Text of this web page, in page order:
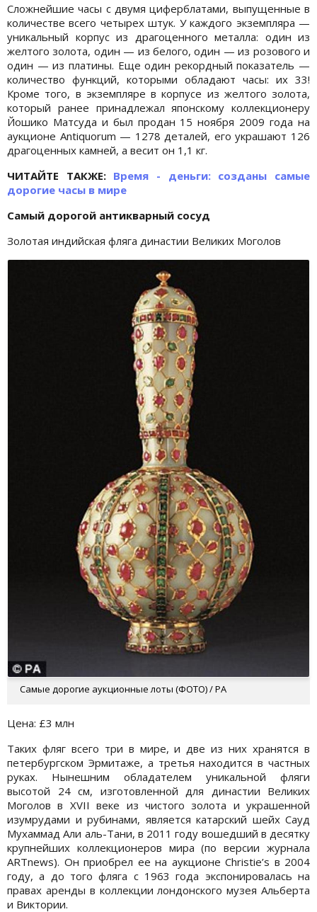
Сложнейшие часы с двумя циферблатами, выпущенные в
количестве всего четырех штук. У каждого экземпляра —
уникальный корпус из драгоценного металла: один из
желтого золота, один — из белого, один — из розового и
один — из платины. Еще один рекордный показатель —
количество функций, которыми обладают часы: их 33!
Кроме того, в экземпляре в корпусе из желтого золота,
который ранее принадлежал японскому коллекционеру
Йошико Матсуда и был продан 15 ноября 2009 года на
аукционе Antiquorum — 1278 деталей, его украшают 126
драгоценных камней, а весит он 1,1 кг.
ЧИТАЙТЕ ТАКЖЕ: Время - деньги: созданы самые
дорогие часы в мире
Самый дорогой антикварный сосуд
Золотая индийская фляга династии Великих Моголов
Самые дорогие аукционные лоты (ФОТО) / PA
Цена: £3 млн
Таких фляг всего три в мире, и две из них хранятся в
петербургском Эрмитаже, а третья находится в частных
руках. Нынешним обладателем уникальной фляги
высотой 24 см, изготовленной для династии Великих
Моголов в XVII веке из чистого золота и украшенной
изумрудами и рубинами, является катарский шейх Сауд
Мухаммад Али аль-Тани, в 2011 году вошедший в десятку
крупнейших коллекционеров мира (по версии журнала
ARTnews). Он приобрел ее на аукционе Christie’s в 2004
году, а до того фляга с 1963 года экспонировалась на
правах аренды в коллекции лондонского музея Альберта
и Виктории.